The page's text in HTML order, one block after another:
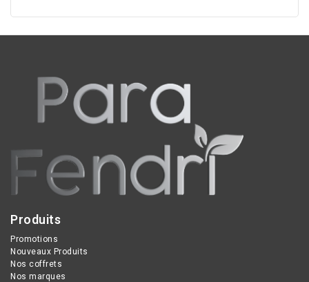
Produits
Promotions
Nouveaux Produits
Nos coffrets
Nos marques